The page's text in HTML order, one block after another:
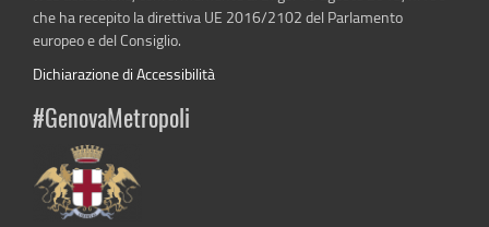
che ha recepito la direttiva UE 2016/2102 del Parlamento
europeo e del Consiglio.
Dichiarazione di Accessibilità
#GenovaMetropoli